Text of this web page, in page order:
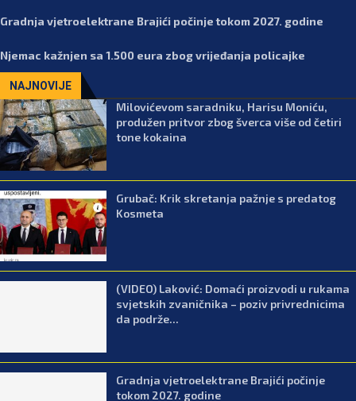
Gradnja vjetroelektrane Brajići počinje tokom 2027. godine
Njemac kažnjen sa 1.500 eura zbog vrijeđanja policajke
NAJNOVIJE
Milovićevom saradniku, Harisu Moniću,
produžen pritvor zbog šverca više od četiri
tone kokaina
Grubač: Krik skretanja pažnje s predatog
Kosmeta
(VIDEO) Laković: Domaći proizvodi u rukama
svjetskih zvaničnika – poziv privrednicima
da podrže...
Gradnja vjetroelektrane Brajići počinje
tokom 2027. godine